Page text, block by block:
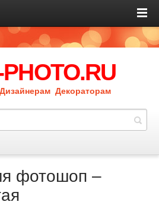
Декораторам
фотошоп –